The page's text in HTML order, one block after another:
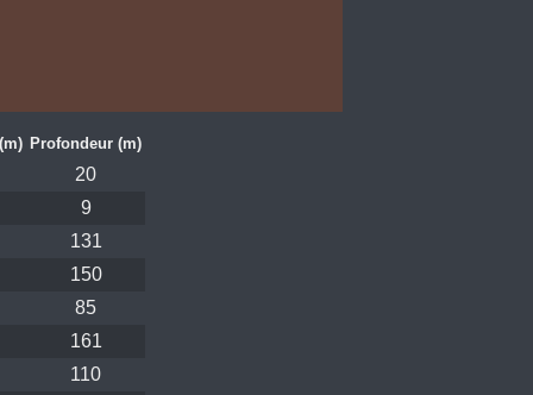
Profondeur (m)
20
9
131
150
85
161
110